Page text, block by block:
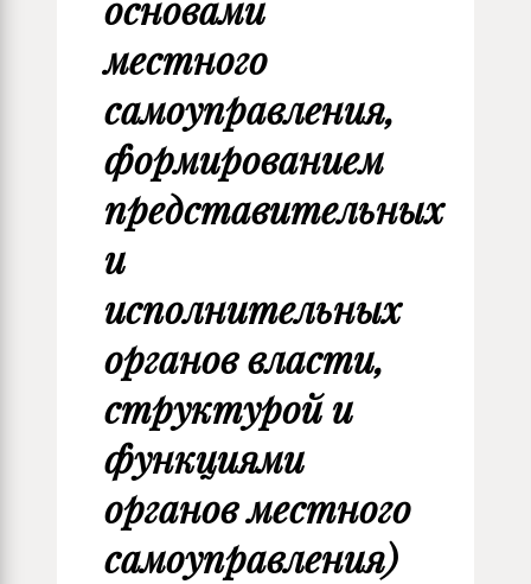
основами
местного
самоуправления,
формированием
представительных
и
исполнительных
органов власти,
структурой и
функциями
органов местного
самоуправления)